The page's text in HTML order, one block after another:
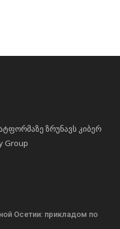
ზრუნავს კიბერ
Group
Осетии: прикладом по